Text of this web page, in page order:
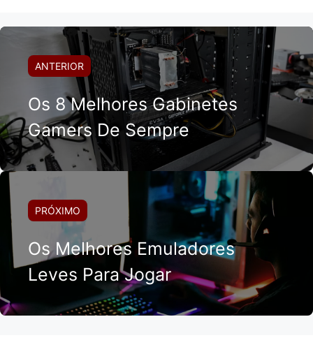
ANTERIOR
Os 8 Melhores Gabinetes
Gamers De Sempre
PRÓXIMO
Os Melhores Emuladores
Leves Para Jogar